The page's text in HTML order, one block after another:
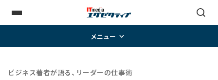
メニュー
ビジネス著者が語る、リーダーの仕事術